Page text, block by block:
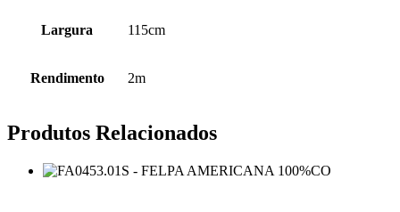
Largura 115cm
Rendimento 2m
Produtos Relacionados